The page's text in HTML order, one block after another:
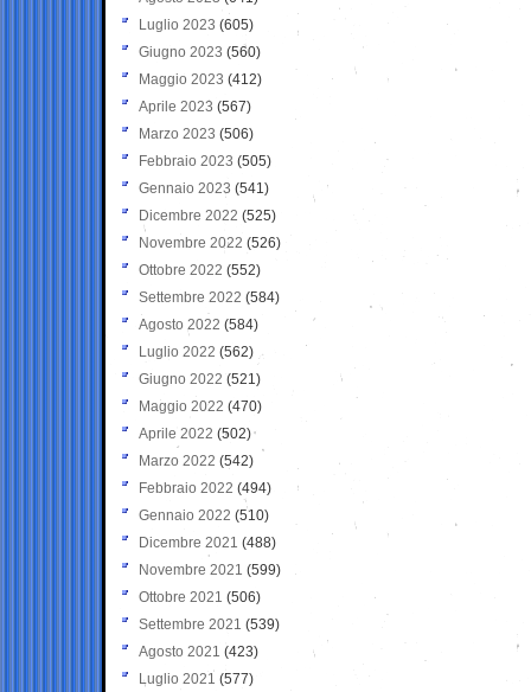
Luglio 2023 (605)
Giugno 2023 (560)
Maggio 2023 (412)
Aprile 2023 (567)
Marzo 2023 (506)
Febbraio 2023 (505)
Gennaio 2023 (541)
Dicembre 2022 (525)
Novembre 2022 (526)
Ottobre 2022 (552)
Settembre 2022 (584)
Agosto 2022 (584)
Luglio 2022 (562)
Giugno 2022 (521)
Maggio 2022 (470)
Aprile 2022 (502)
Marzo 2022 (542)
Febbraio 2022 (494)
Gennaio 2022 (510)
Dicembre 2021 (488)
Novembre 2021 (599)
Ottobre 2021 (506)
Settembre 2021 (539)
Agosto 2021 (423)
Luglio 2021 (577)